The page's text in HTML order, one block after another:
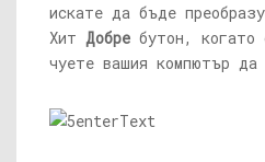
искате да бъде
Хит Добре бутон,
чуете вашия компютър